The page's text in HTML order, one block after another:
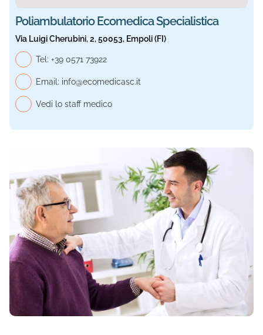
Poliambulatorio Ecomedica Specialistica
Via Luigi Cherubini, 2, 50053, Empoli (FI)
Tel: Telefono generale, Ecomedica Specialistica
+39 0571 73922
Email: info@ecomedicasc.it
Vedi lo staff medico